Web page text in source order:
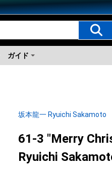
ガイド
坂本龍一 Ryuichi Sakamoto
61-3 "Merry
Ryuichi